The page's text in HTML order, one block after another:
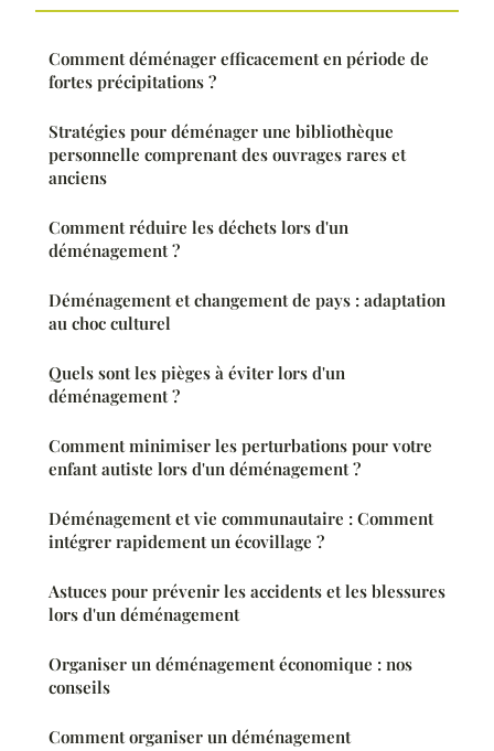
Comment déménager efficacement en période de
fortes précipitations ?
Stratégies pour déménager une bibliothèque
personnelle comprenant des ouvrages rares et
anciens
Comment réduire les déchets lors d'un
déménagement ?
Déménagement et changement de pays : adaptation
au choc culturel
Quels sont les pièges à éviter lors d'un
déménagement ?
Comment minimiser les perturbations pour votre
enfant autiste lors d'un déménagement ?
Déménagement et vie communautaire : Comment
intégrer rapidement un écovillage ?
Astuces pour prévenir les accidents et les blessures
lors d'un déménagement
Organiser un déménagement économique : nos
conseils
Comment organiser un déménagement